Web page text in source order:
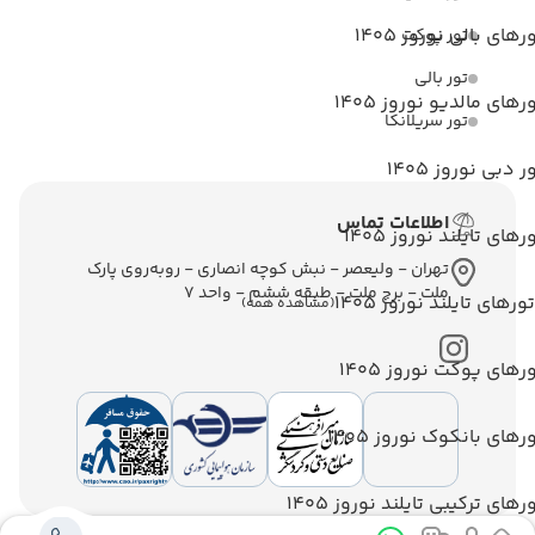
بالی نوروز 1405
مالدیو نوروز 1405
دبی نوروز 1405
تایلند نوروز 1405
تورهای تایلند نوروز 1405 (مشاهده همه)
پوکت نوروز 1405
بانکوک نوروز 1405
ترکیبی تایلند نوروز 1405
تور پوکت
تور بالی
تور سریلانکا
اطلاعات تماس
تهران - ولیعصر - نبش کوچه انصاری - روبه‌روی پارک
ملت - برج ملت - طبقه ششم - واحد 7